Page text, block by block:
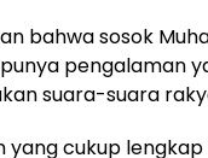
bahwa sosok
pengalaman
suara-suara
yang cukup lengkap